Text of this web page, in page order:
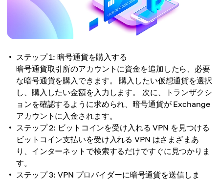
ステップ 1: 暗号通貨を購入する
暗号通貨取引所のアカウントに資金を追加したら、必要
な暗号通貨を購入できます。 購入したい仮想通貨を選択
し、購入したい金額を入力します。 次に、トランザクシ
ョンを確認するように求められ、暗号通貨が Exchange
アカウントに入金されます。
ステップ 2: ビットコインを受け入れる VPN を見つける
ビットコイン支払いを受け入れる VPN はさまざまあ
り、インターネットで検索するだけですぐに見つかりま
す。
ステップ 3: VPN プロバイダーに暗号通貨を送信しま